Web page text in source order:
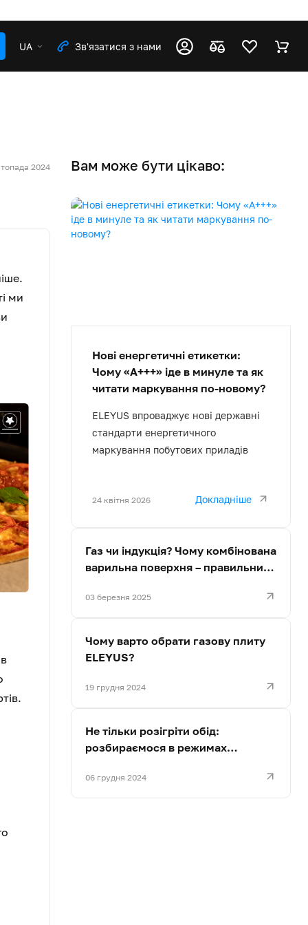
UA Зв'язатися з нами
2024
ми
Вам може бути цікаво:
Нові енергетичні етикетки:
Чому «A+++» іде в минуле та як
читати маркування по-новому?
ELEYUS впроваджує нові державні
стандарти енергетичного
маркування побутових приладів
24 квітня 2026 Докладніше
Газ чи індукція? Чому комбінована
варильна поверхня – правильний
03 березня 2025
Чому варто обрати газову плиту
ELEYUS?
19 грудня 2024
Не тільки розігріти обід:
розбираємося в режимах
06 грудня 2024